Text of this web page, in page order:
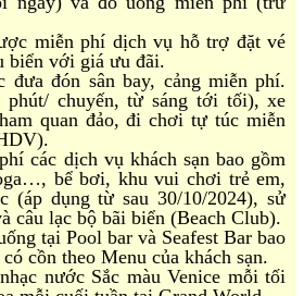
miễn phí dịch vụ hỗ trợ đặt vé
biển với giá ưu đãi.
đưa đón sân bay, cảng miễn phí.
phút/ chuyến, từ sáng tới tối), xe
quan đảo, đi chơi tự túc miễn
các dịch vụ khách sạn bao gồm
bể bơi, khu vui chơi trẻ em,
(áp dụng từ sau 30/10/2024), sử
câu lạc bộ bãi biển (Beach Club).
tại Pool bar và Seafest Bar bao
cồn theo Menu của khách sạn.
nước Sắc màu Venice mỗi tối